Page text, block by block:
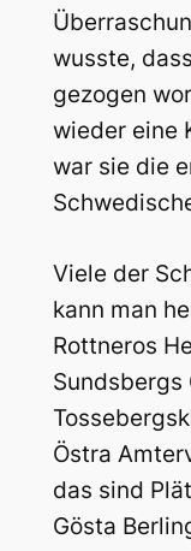
wusste,
gezogen
wieder eine
war sie die
Viele der
kann man
Rottneros
Sundsbergs
Östra
das sind
Gösta